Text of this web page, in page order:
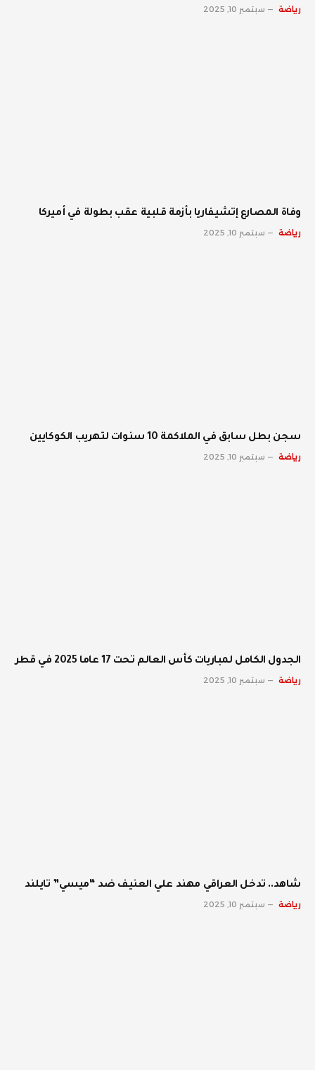
رياضة سبتمبر 10, 2025
وفاة المصارع إتشيفاريا بأزمة قلبية عقب بطولة في أميركا
رياضة سبتمبر 10, 2025
سجن بطل سابق في الملاكمة 10 سنوات لتهريب الكوكايين
رياضة سبتمبر 10, 2025
الجدول الكامل لمباريات كأس العالم تحت 17 عاما 2025 في قطر
رياضة سبتمبر 10, 2025
شاهد.. تدخل العراقي مهند علي العنيف ضد “ميسي” تايلند
رياضة سبتمبر 10, 2025